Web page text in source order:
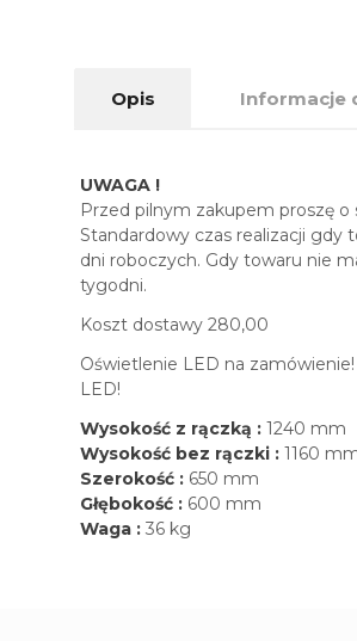
Opis Informacje
UWAGA !
Przed pilnym zakupem proszę o
Standardowy czas realizacji gdy
dni roboczych. Gdy towaru nie
tygodni.
Koszt dostawy 280,00
Oświetlenie LED na
LED!
Wysokość z rączką : 1240 mm
Wysokość bez rączki : 1160
Szerokość : 650 mm
Głębokość : 600 mm
Waga :36 kg